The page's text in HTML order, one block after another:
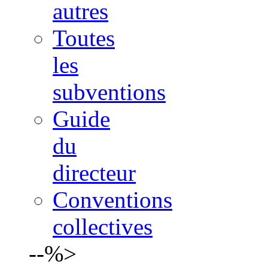
autres
Toutes
les
subventions
Guide
du
directeur
Conventions
collectives
--%>